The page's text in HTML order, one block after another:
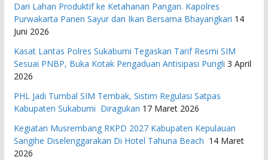
Dari Lahan Produktif ke Ketahanan Pangan. Kapolres
Purwakarta Panen Sayur dan Ikan Bersama Bhayangkari 14
Juni 2026
Kasat Lantas Polres Sukabumi Tegaskan Tarif Resmi SIM
Sesuai PNBP, Buka Kotak Pengaduan Antisipasi Pungli 3 April
2026
PHL Jadi Tumbal SIM Tembak, Sistim Regulasi Satpas
Kabupaten Sukabumi Diragukan 17 Maret 2026
Kegiatan Musrembang RKPD 2027 ​Kabupaten Kepulauan
Sangihe Diselenggarakan Di Hotel Tahuna Beach 14 Maret
2026